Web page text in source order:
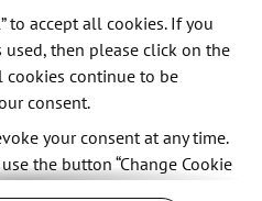
Team inklusive
und fachlichem
Lösungen 1.000 EUR,
Spende an eine
to accept all cookies. If you
then please click on the
cookies continue to be
consent.
your consent at any time.
the button “Change Cookie